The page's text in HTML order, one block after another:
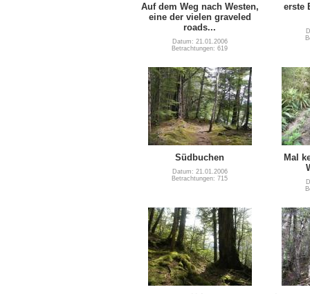
Auf dem Weg nach Westen,
eine der vielen graveled
roads...
Datum: 21.01.2006
Betrachtungen: 619
erste
Südbuchen
Datum: 21.01.2006
Betrachtungen: 715
Mal